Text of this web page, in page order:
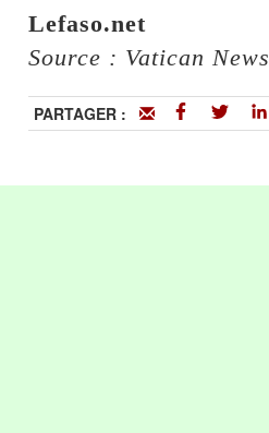
Lefaso.net
Source : Vatican News
PARTAGER :